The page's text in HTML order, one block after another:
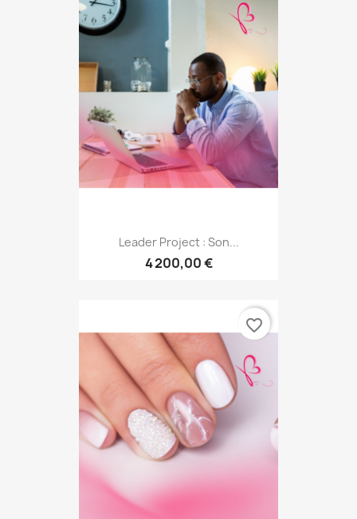
Leader Project : Son...
4 200,00 €
favorite_border